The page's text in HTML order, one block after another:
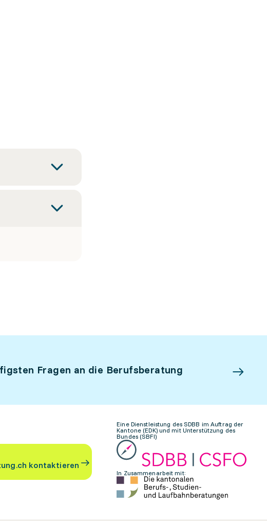
Fragen an die Berufsberatung
kontaktieren
Eine Dienstleistung des SDBB im Auftrag der
Kantone (EDK) und mit Unterstützung des
Bundes (SBFI)
In Zusammenarbeit mit: